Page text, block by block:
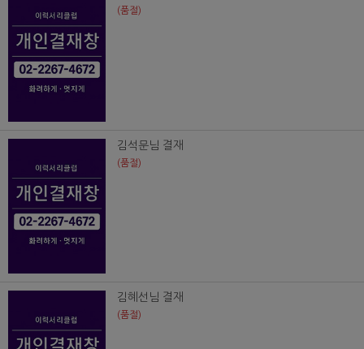
(품절)
김석문님 결재
(품절)
김혜선님 결재
(품절)